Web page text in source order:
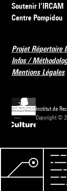
Soutenir l’IRCAM
Centre Pompidou
Projet Répertoire
Infos /
Mentions Légales
Institut de
Copyright ©